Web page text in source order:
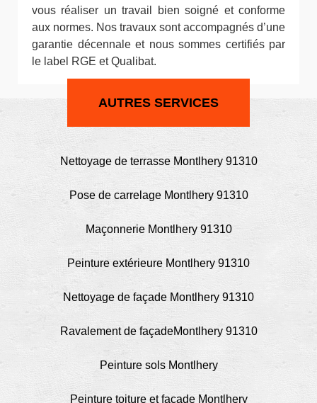
vous réaliser un travail bien soigné et conforme
aux normes. Nos travaux sont accompagnés d’une
garantie décennale et nous sommes certifiés par
le label RGE et Qualibat.
AUTRES SERVICES
Nettoyage de terrasse Montlhery 91310
Pose de carrelage Montlhery 91310
Maçonnerie Montlhery 91310
Peinture extérieure Montlhery 91310
Nettoyage de façade Montlhery 91310
Ravalement de façadeMontlhery 91310
Peinture sols Montlhery
Peinture toiture et façade Montlhery